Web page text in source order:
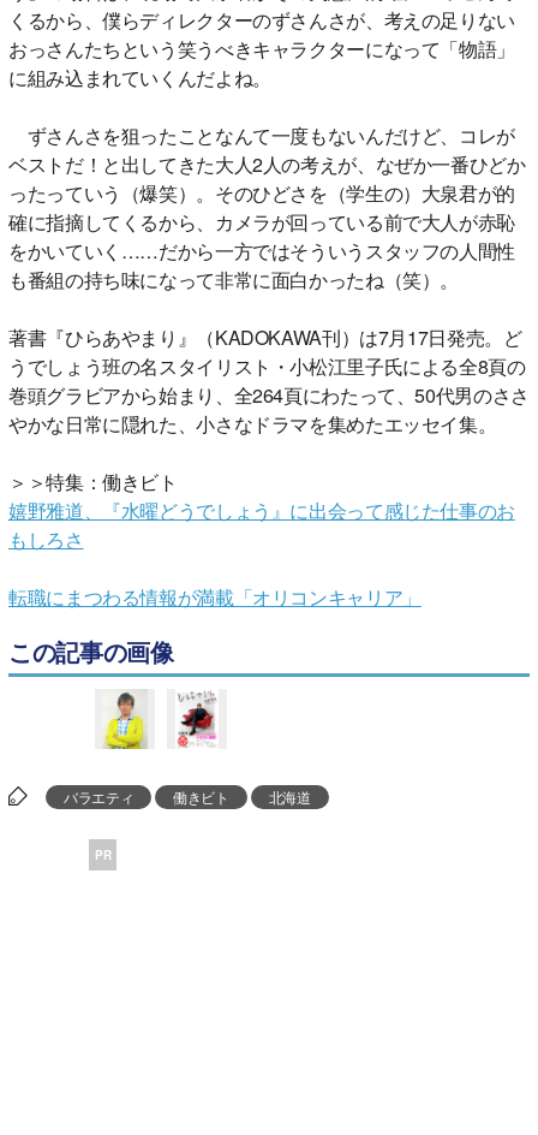
くるから、僕らディレクターのずさんさが、考えの足りない
おっさんたちという笑うべきキャラクターになって「物語」
に組み込まれていくんだよね。
ずさんさを狙ったことなんて一度もないんだけど、コレが
ベストだ！と出してきた大人2人の考えが、なぜか一番ひどか
ったっていう（爆笑）。そのひどさを（学生の）大泉君が的
確に指摘してくるから、カメラが回っている前で大人が赤恥
をかいていく……だから一方ではそういうスタッフの人間性
も番組の持ち味になって非常に面白かったね（笑）。
著書『ひらあやまり』（KADOKAWA刊）は7月17日発売。ど
うでしょう班の名スタイリスト・小松江里子氏による全8頁の
巻頭グラビアから始まり、全264頁にわたって、50代男のささ
やかな日常に隠れた、小さなドラマを集めたエッセイ集。
＞＞特集：働きビト
嬉野雅道、『水曜どうでしょう』に出会って感じた仕事のお
もしろさ
転職にまつわる情報が満載「オリコンキャリア」
この記事の画像
バラエティ 働きビト 北海道
PR